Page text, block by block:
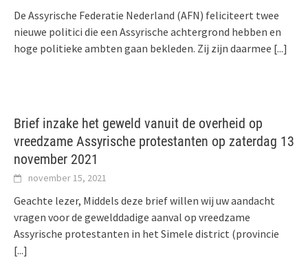
De Assyrische Federatie Nederland (AFN) feliciteert twee
nieuwe politici die een Assyrische achtergrond hebben en
hoge politieke ambten gaan bekleden. Zij zijn daarmee [...]
Brief inzake het geweld vanuit de overheid op
vreedzame Assyrische protestanten op zaterdag 13
november 2021
november 15, 2021
Geachte lezer, Middels deze brief willen wij uw aandacht
vragen voor de gewelddadige aanval op vreedzame
Assyrische protestanten in het Simele district (provincie
[...]